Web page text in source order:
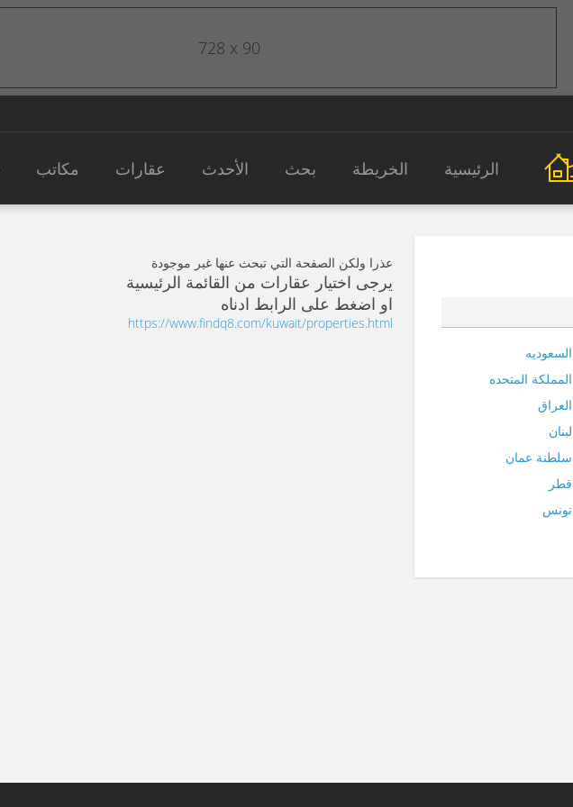
الرئيسية الخريطة بحث الأحدث عقارات مكاتب
السعوديه
المملكة المتحده
العراق
لبنان
سلطنة عمان
قطر
تونس
عذرا ولكن الصفحة التي تبحث عنها غير موجودة
يرجى اختيار عقارات من القائمة الرئيسية
او اضغط على الرابط ادناه
https://www.findq8.com/kuwait/properties.html
728 x 90